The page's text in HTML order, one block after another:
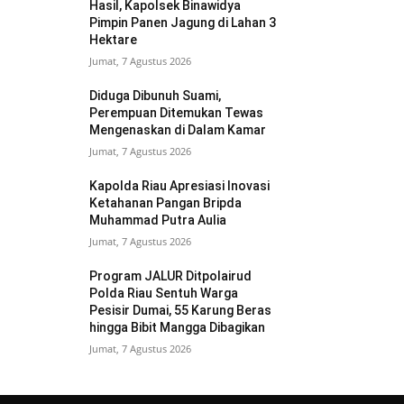
Hasil, Kapolsek Binawidya
Pimpin Panen Jagung di Lahan 3
Hektare
Jumat, 7 Agustus 2026
Diduga Dibunuh Suami,
Perempuan Ditemukan Tewas
Mengenaskan di Dalam Kamar
Jumat, 7 Agustus 2026
Kapolda Riau Apresiasi Inovasi
Ketahanan Pangan Bripda
Muhammad Putra Aulia
Jumat, 7 Agustus 2026
Program JALUR Ditpolairud
Polda Riau Sentuh Warga
Pesisir Dumai, 55 Karung Beras
hingga Bibit Mangga Dibagikan
Jumat, 7 Agustus 2026